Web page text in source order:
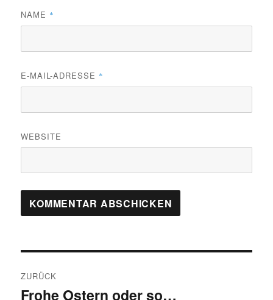
NAME *
E-MAIL-ADRESSE *
WEBSITE
ZURÜCK
Vorheriger
Frohe Ostern oder so…